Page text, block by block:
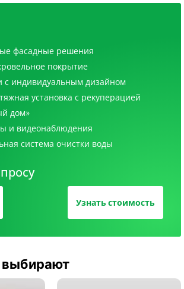
фасадные решения
покрытие
с индивидуальным дизайном
установка с рекуперацией
дом»
и видеонаблюдения
система очистки воды
Узнать стоимость